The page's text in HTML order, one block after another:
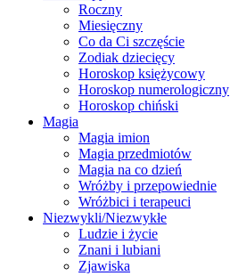
Roczny
Miesięczny
Co da Ci szczęście
Zodiak dziecięcy
Horoskop księżycowy
Horoskop numerologiczny
Horoskop chiński
Magia
Magia imion
Magia przedmiotów
Magia na co dzień
Wróżby i przepowiednie
Wróżbici i terapeuci
Niezwykli/Niezwykłe
Ludzie i życie
Znani i lubiani
Zjawiska